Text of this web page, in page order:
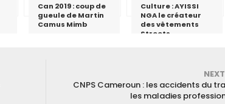
Can 2019 : coup de
gueule de Martin
Camus Mimb
Culture : AYISSI
NGA le créateur
des vêtements
Streets
CNPS Cameroun : les accidents du
les maladies